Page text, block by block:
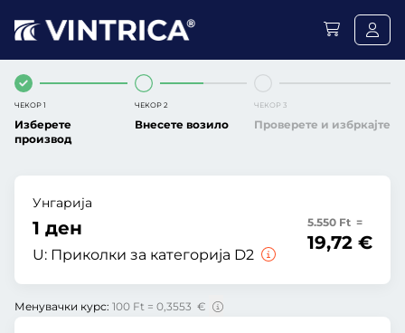
ЧЕКОР 1
Изберете
производ
ЧЕКОР 2
Внесете возило
ЧЕКОР 3
Проверете и избркајте
Унгарија
1 ден
U: Приколки за категорија D2
5.550 Ft =
19,72 €
Менувачки курс: 100 Ft = 0,3553 €